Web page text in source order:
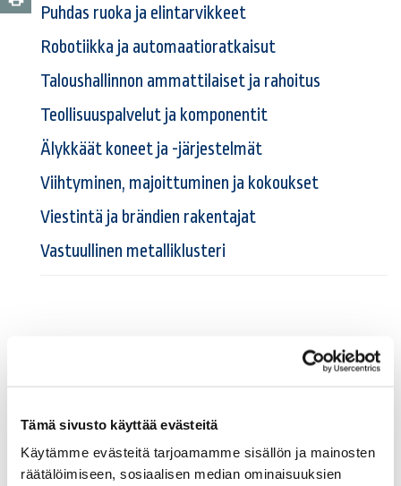
Tämä sivusto käyttää evästeitä
Käytämme evästeitä tarjoamamme sisällön ja mainosten
räätälöimiseen, sosiaalisen median ominaisuuksien
Puhdas ruoka ja elintarvikkeet
Robotiikka ja automaatioratkaisut
Taloushallinnon ammattilaiset ja rahoitus
Teollisuuspalvelut ja komponentit
Älykkäät koneet ja -järjestelmät
Viihtyminen, majoittuminen ja kokoukset
Viestintä ja brändien rakentajat
Vastuullinen metalliklusteri
tulevaisuuteen.